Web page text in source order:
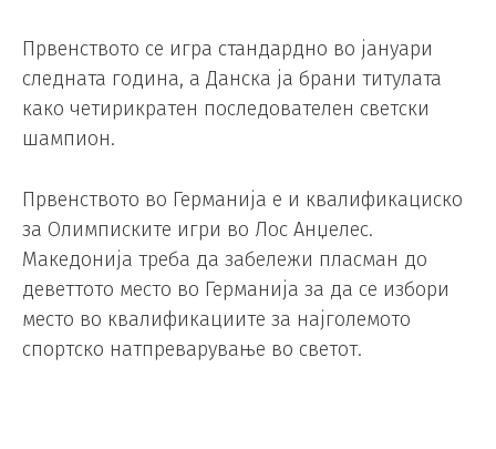
Првенството се игра стандардно во јануари
следната година, а Данска ја брани титулата
како четирикратен последователен светски
шампион.
Првенството во Германија е и квалификациско
за Олимписките игри во Лос Анџелес.
Македонија треба да забележи пласман до
деветтото место во Германија за да се избори
место во квалификациите за најголемото
спортско натпреварување во светот.